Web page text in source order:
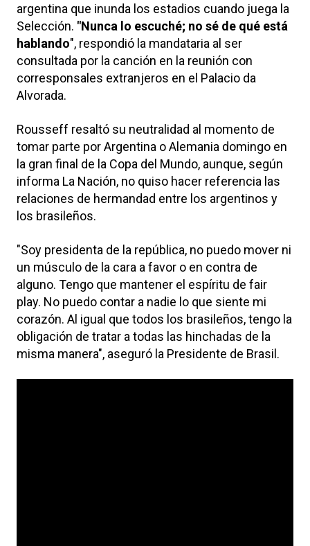
argentina que inunda los estadios cuando juega la
Selección. "Nunca lo escuché; no sé de qué está
hablando", respondió la mandataria al ser
consultada por la canción en la reunión con
corresponsales extranjeros en el Palacio da
Alvorada.
Rousseff resaltó su neutralidad al momento de
tomar parte por Argentina o Alemania domingo en
la gran final de la Copa del Mundo, aunque, según
informa La Nación, no quiso hacer referencia las
relaciones de hermandad entre los argentinos y
los brasileños.
"Soy presidenta de la república, no puedo mover ni
un músculo de la cara a favor o en contra de
alguno. Tengo que mantener el espíritu de fair
play. No puedo contar a nadie lo que siente mi
corazón. Al igual que todos los brasileños, tengo la
obligación de tratar a todas las hinchadas de la
misma manera", aseguró la Presidente de Brasil.